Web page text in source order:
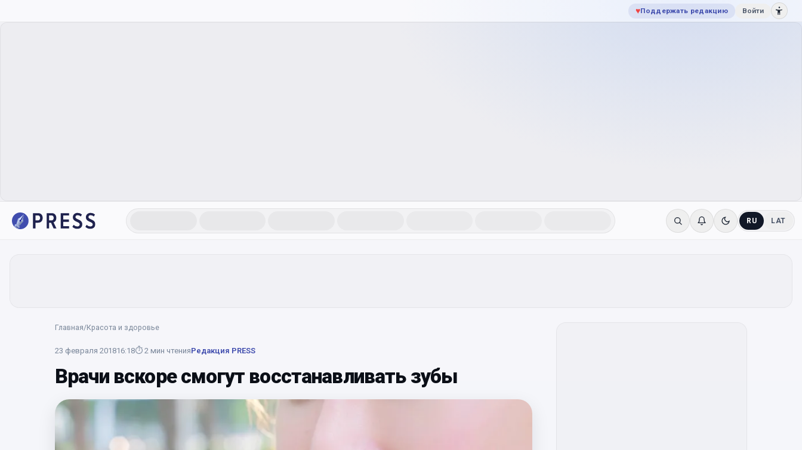
♥Поддержать редакцию Войти
RU LAT
Главная/Красота и здоровье
23 февраля 201816:18⏱ 2 мин чтенияРедакция PRESS
Врачи вскоре смогут восстанавливать зубы